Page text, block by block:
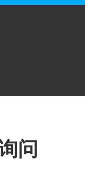
问